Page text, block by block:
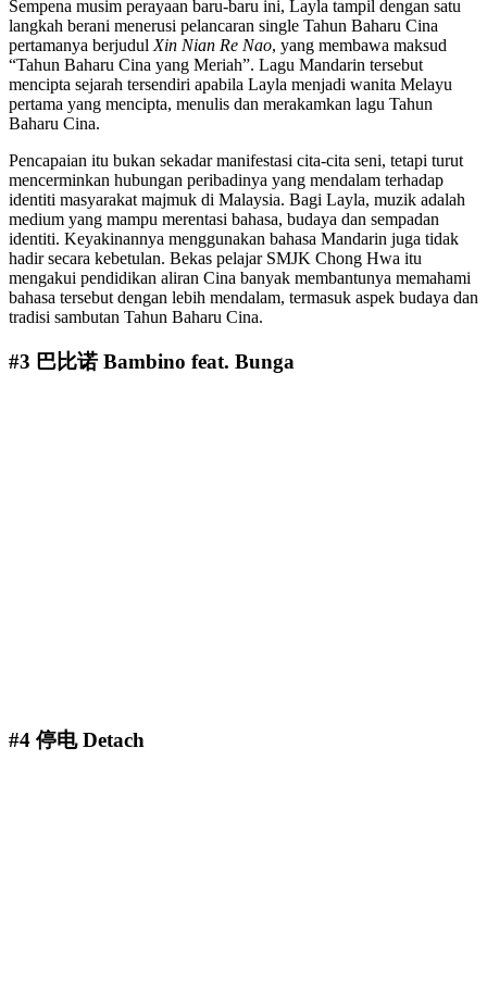
Sempena musim perayaan baru-baru ini, Layla tampil dengan satu
langkah berani menerusi pelancaran single Tahun Baharu Cina
pertamanya berjudul Xin Nian Re Nao, yang membawa maksud
“Tahun Baharu Cina yang Meriah”. Lagu Mandarin tersebut
mencipta sejarah tersendiri apabila Layla menjadi wanita Melayu
pertama yang mencipta, menulis dan merakamkan lagu Tahun
Baharu Cina.
Pencapaian itu bukan sekadar manifestasi cita-cita seni, tetapi turut
mencerminkan hubungan peribadinya yang mendalam terhadap
identiti masyarakat majmuk di Malaysia. Bagi Layla, muzik adalah
medium yang mampu merentasi bahasa, budaya dan sempadan
identiti. Keyakinannya menggunakan bahasa Mandarin juga tidak
hadir secara kebetulan. Bekas pelajar SMJK Chong Hwa itu
mengakui pendidikan aliran Cina banyak membantunya memahami
bahasa tersebut dengan lebih mendalam, termasuk aspek budaya dan
tradisi sambutan Tahun Baharu Cina.
#3 巴比诺 Bambino feat. Bunga
#4 停电 Detach